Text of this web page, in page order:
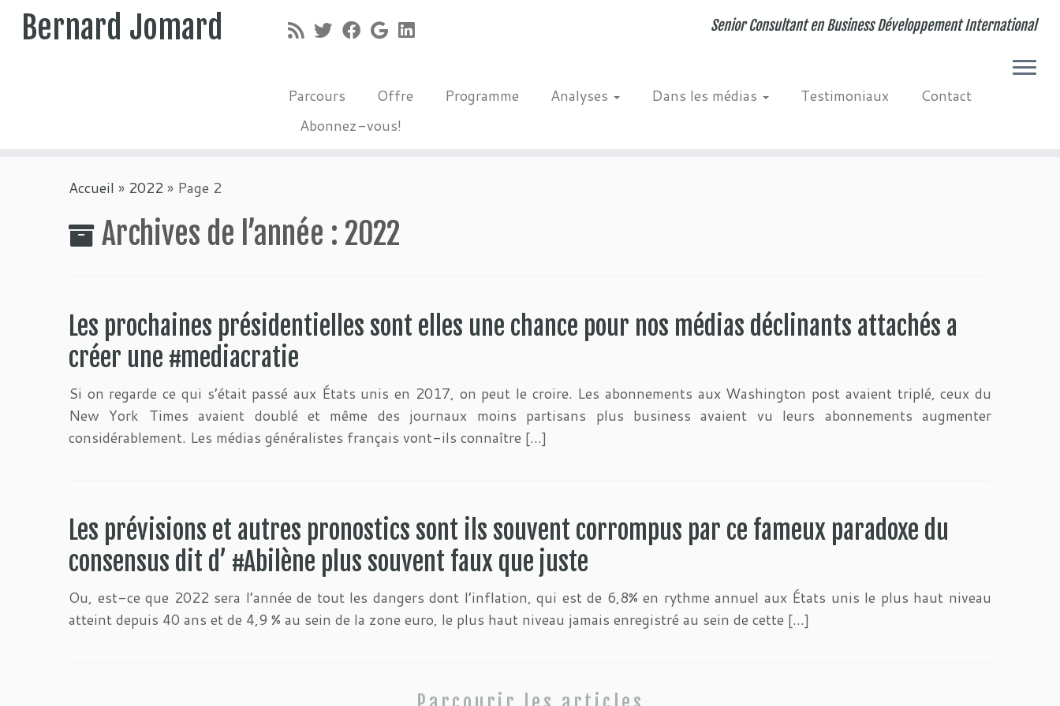
Bernard Jomard Senior Consultant en Business Développement International
Parcours Offre Programme Analyses Dans les médias Testimoniaux
Contact
Abonnez-vous!
Accueil » 2022 » Page 2
Archives de l’année : 2022
Les prochaines présidentielles sont elles une chance pour nos médias déclinants attachés a
créer une #mediacratie
Si on regarde ce qui s’était passé aux États unis en 2017, on peut le croire. Les abonnements aux Washington post avaient triplé, ceux du
New York Times avaient doublé et même des journaux moins partisans plus business avaient vu leurs abonnements augmenter
considérablement. Les médias généralistes français vont-ils connaître […]
Les prévisions et autres pronostics sont ils souvent corrompus par ce fameux paradoxe du
consensus dit d’ #Abilène plus souvent faux que juste
Ou, est-ce que 2022 sera l’année de tout les dangers dont l’inflation, qui est de 6,8% en rythme annuel aux États unis le plus haut niveau
atteint depuis 40 ans et de 4,9 % au sein de la zone euro, le plus haut niveau jamais enregistré au sein de cette […]